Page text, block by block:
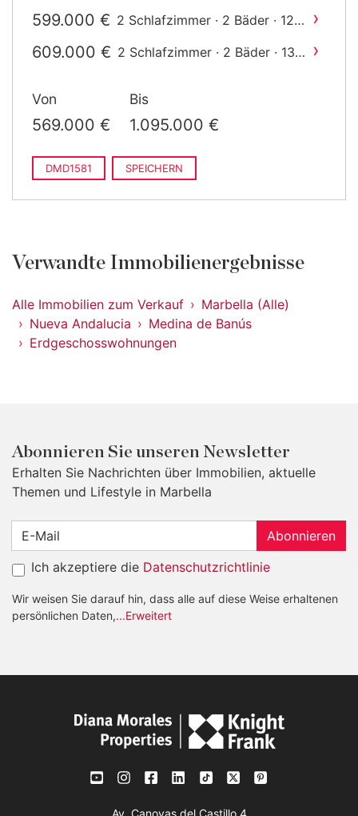
599.000 € 2 Schlafzimmer · 2 Bäder · 128
›
609.000 € 2 Schlafzimmer · 2 Bäder · 133
›
gebaut
1.095.000 €
3 Schlafzimmer · 2 Bäder ·
205 m2 gebaut
Von
569.000 €
Bis
1.095.000 €
DMD1581 SPEICHERN
Verwandte Immobilienergebnisse
Alle Immobilien zum Verkauf
Marbella (Alle)
Nueva Andalucia
Medina de Banús
Erdgeschosswohnungen
Abonnieren Sie unseren Newsletter
Erhalten Sie Nachrichten über Immobilien, aktuelle
Themen und Lifestyle in Marbella
Abonnieren
Ich akzeptiere die Datenschutzrichtlinie
Wir weisen Sie darauf hin, dass alle auf diese Weise erhaltenen
persönlichen Daten,...Erweitert
Av. Canovas del Castillo 4